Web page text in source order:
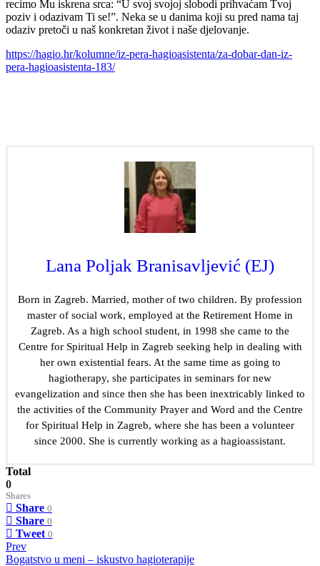
recimo Mu iskrena srca: “U svoj svojoj slobodi prihvaćam Tvoj
poziv i odazivam Ti se!”. Neka se u danima koji su pred nama taj
odaziv pretoči u naš konkretan život i naše djelovanje.
https://hagio.hr/kolumne/iz-pera-hagioasistenta/za-dobar-dan-iz-
pera-hagioasistenta-183/
Lana Poljak Branisavljević (EJ)
Born in Zagreb. Married, mother of two children. By profession
master of social work, employed at the Retirement Home in
Zagreb. As a high school student, in 1998 she came to the
Centre for Spiritual Help in Zagreb seeking help in dealing with
her own existential fears. At the same time as going to
hagiotherapy, she participates in seminars for new
evangelization and since then she has been inextricably linked to
the activities of the Community Prayer and Word and the Centre
for Spiritual Help in Zagreb, where she has been a volunteer
since 2000. She is currently working as a hagioassistant.
Total
0
Shares
Share 0
Share 0
Tweet 0
Prev
Bogatstvo u meni – iskustvo hagioterapije